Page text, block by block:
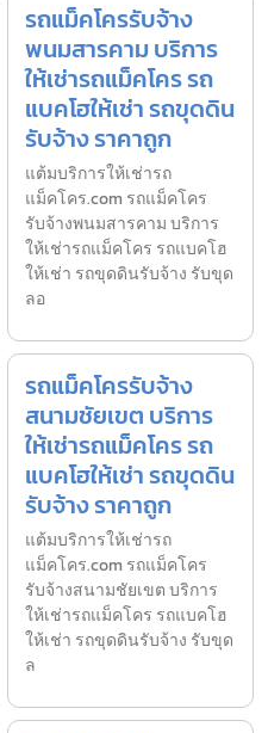
รถแม็คโครรับจ้าง
พนมสารคาม บริการ
ให้เช่ารถแม็คโคร รถ
แบคโฮให้เช่า รถขุดดิน
รับจ้าง ราคาถูก
แต้มบริการให้เช่ารถ
แม็คโคร.com รถแม็คโคร
รับจ้างพนมสารคาม บริการ
ให้เช่ารถแม็คโคร รถแบคโฮ
ให้เช่า รถขุดดินรับจ้าง รับขุด
ลอ
รถแม็คโครรับจ้าง
สนามชัยเขต บริการ
ให้เช่ารถแม็คโคร รถ
แบคโฮให้เช่า รถขุดดิน
รับจ้าง ราคาถูก
แต้มบริการให้เช่ารถ
แม็คโคร.com รถแม็คโคร
รับจ้างสนามชัยเขต บริการ
ให้เช่ารถแม็คโคร รถแบคโฮ
ให้เช่า รถขุดดินรับจ้าง รับขุด
ล